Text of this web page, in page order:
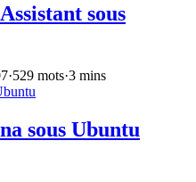
sous
·529 mots·3 mins
sous Ubuntu